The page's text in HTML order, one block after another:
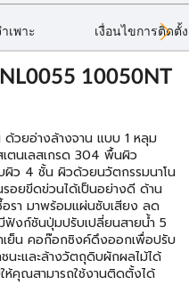
เพาะ เงื่อนไขการติดตั้ง
10050NT
ด้วยอ่างล้างจาน แบบ 1 หลุม
ตนเลสเกรด 304 พื้นผิว
ผิว 4 ชั้น ผิวด้วยนวัตกรรมนาโน
อยขีดข่วนได้เป็นอย่างดี ด้าน
รา มาพร้อมแผ่นซับเสียง ลด
งก์ชันปุ่มปรับเปลี่ยนสายน้ำ 5
เย็น คอก๊อกซิงค์ดึงออกเพื่อปรับ
นะและล้างวัตถุดิบผักผลไม้ได้
คุณสามารถใช้งานติดตั้งได้